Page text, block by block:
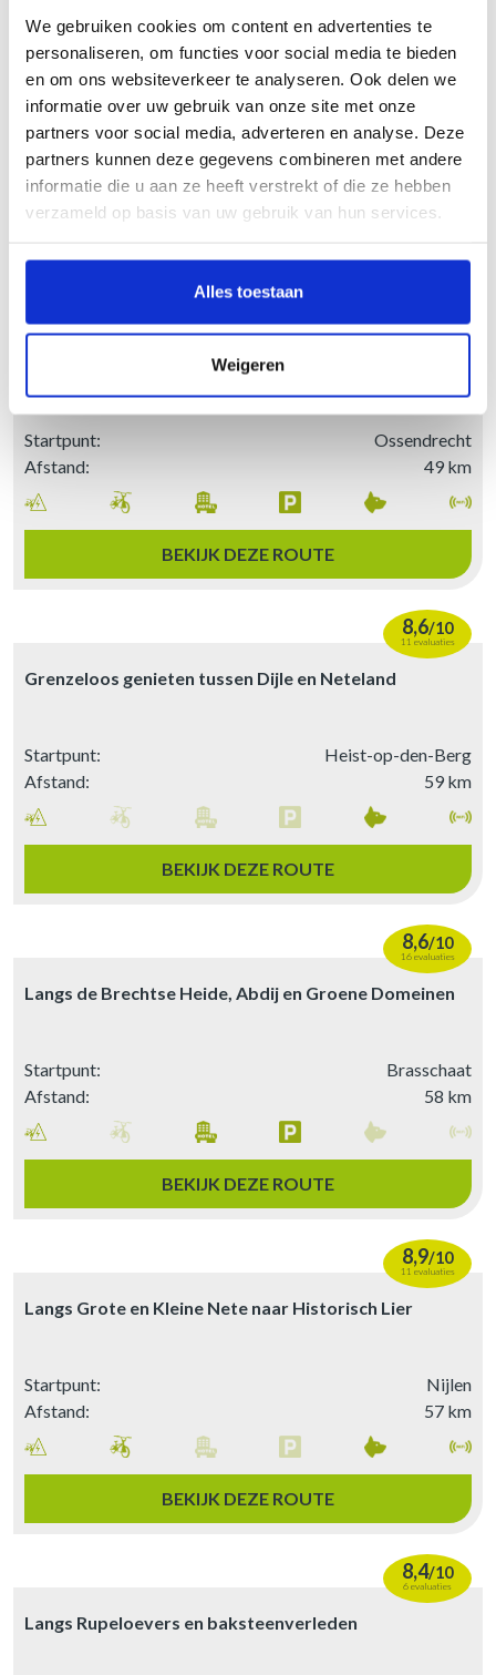
We gebruiken cookies om content en advertenties te
personaliseren, om functies voor social media te bieden
en om ons websiteverkeer te analyseren. Ook delen we
informatie over uw gebruik van onze site met onze
partners voor social media, adverteren en analyse. Deze
partners kunnen deze gegevens combineren met andere
informatie die u aan ze heeft verstrekt of die ze hebben
verzameld op basis van uw gebruik van hun services.
Alles toestaan
Weigeren
THEMAHAPPEN
RESERVEREN
CADEAUBON
VRAGEN
MEDIA
Genieten langsheen het Geelse groen
Startpunt:
Geel
Afstand:
46 km
205 evaluaties
Genieten rond Grenspark de Kalmthoutse Heide
Startpunt:
Ossendrecht
Afstand:
49 km
BEKIJK DEZE ROUTE
8,6/10
11 evaluaties
Grenzeloos genieten tussen Dijle en Neteland
Startpunt:
Heist-op-den-Berg
Afstand:
59 km
BEKIJK DEZE ROUTE
8,6/10
16 evaluaties
Langs de Brechtse Heide, Abdij en Groene Domeinen
Startpunt:
Brasschaat
Afstand:
58 km
BEKIJK DEZE ROUTE
8,9/10
11 evaluaties
Langs Grote en Kleine Nete naar Historisch Lier
Startpunt:
Nijlen
Afstand:
57 km
BEKIJK DEZE ROUTE
8,4/10
6 evaluaties
Langs Rupeloevers en baksteenverleden